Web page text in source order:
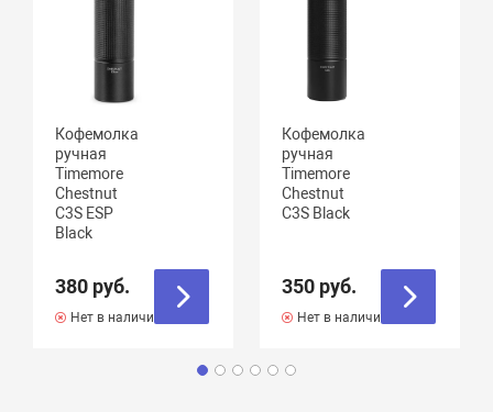
Кофемолка
ручная
Timemore
Chestnut
C3S ESP
Black
380 руб.
Нет в наличии
Кофемолка
ручная
Timemore
Chestnut
C3S Black
350 руб.
Нет в наличии